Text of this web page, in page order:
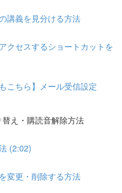
講義を見分ける方法
クセスするショートカットを
こちら】メール受信設定
え・購読音解除方法
(2:02)
変更・削除する方法